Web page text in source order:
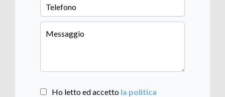
Ho letto ed accetto la politica